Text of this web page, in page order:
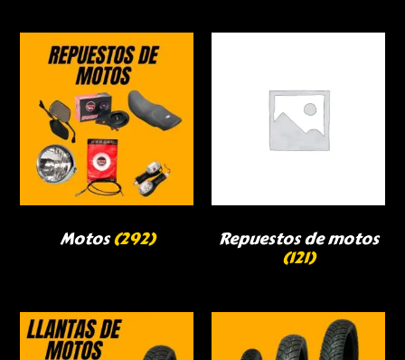
Motos(292) Repuestos de motos
(121)